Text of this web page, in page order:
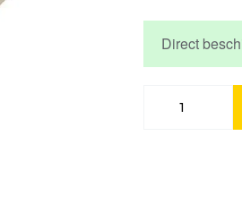
Direct
Flower